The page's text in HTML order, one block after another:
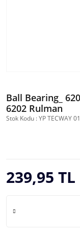
Ball Bearing_
6202 Rulman
Stok Kodu : YP TECWAY
239,95 TL